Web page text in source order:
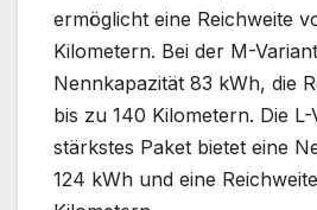
ermöglicht eine Reichweite
Kilometern. Bei der M-
Nennkapazität 83 kWh, die
bis zu 140 Kilometern. Die L-
stärkstes Paket bietet eine
124 kWh und eine